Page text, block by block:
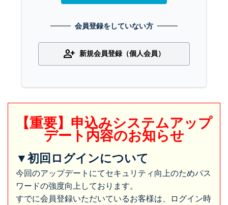
会員登録をしていない方
person_add 新規会員登録（個人会員）
【重要】申込みシステムアップ
デート内容のお知らせ
▼初回ログインについて
今回のアップデートにてセキュリティ向上のためパス
ワードの強度向上しております。
すでに会員登録いただいているお客様は、ログイン時